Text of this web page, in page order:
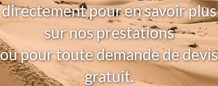
directement pour en savoir plus
sur nos prestations
ou pour toute demande de devis
gratuit.